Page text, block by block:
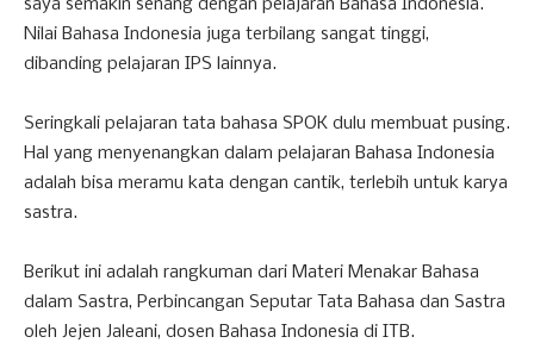
saya semakin senang dengan pelajaran Bahasa Indonesia.
Nilai Bahasa Indonesia juga terbilang sangat tinggi,
dibanding pelajaran IPS lainnya.
Seringkali pelajaran tata bahasa SPOK dulu membuat pusing.
Hal yang menyenangkan dalam pelajaran Bahasa Indonesia
adalah bisa meramu kata dengan cantik, terlebih untuk karya
sastra.
Berikut ini adalah rangkuman dari Materi Menakar Bahasa
dalam Sastra, Perbincangan Seputar Tata Bahasa dan Sastra
oleh Jejen Jaleani, dosen Bahasa Indonesia di ITB.